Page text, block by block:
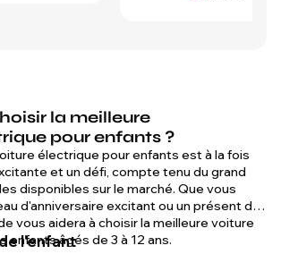
la meilleure
pour enfants ?
électrique pour enfants est à la fois
et un défi, compte tenu du grand
disponibles sur le marché. Que vous
d'anniversaire excitant ou un présent de
vous aidera à choisir la meilleure voiture
enfants âgés de 3 à 12 ans.
l'enfant